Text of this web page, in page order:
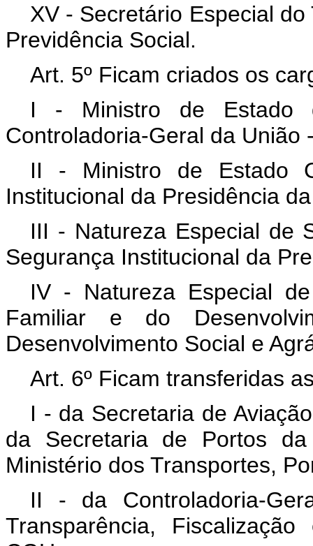
XV - Secretário Especial
Previdência Social.
Art. 5º Ficam criados os
I - Ministro de Estado
Controladoria-Geral da União
II - Ministro de Estado
Institucional da Presidência
III - Natureza Especial de
Segurança Institucional da
IV - Natureza Especial
Familiar e do
Desenvolvimento Social e
Art. 6º Ficam transferidas
I - da Secretaria de
da Secretaria de Portos
Ministério dos Transportes,
II - da Controladoria-
Transparência,